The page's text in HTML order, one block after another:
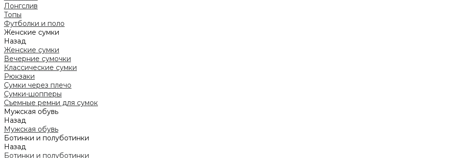
Лонгслив
Топы
Футболки и поло
Женские сумки
Назад
Женские сумки
Вечерние сумочки
Классические сумки
Рюкзаки
Сумки через плечо
Сумки-шопперы
Съемные ремни для сумок
Мужская обувь
Назад
Мужская обувь
Ботинки и полуботинки
Назад
Ботинки и полуботинки